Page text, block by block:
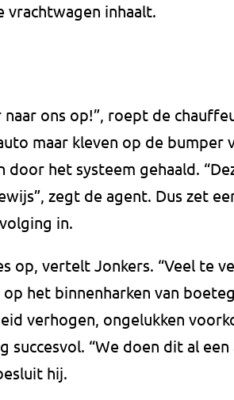
vrachtwagen inhaalt.
ons op!”, roept de
maar kleven op de bumper
het systeem gehaald.
zegt de agent. Dus zet
in.
op, vertelt Jonkers. “Veel te
het binnenharken van
verhogen, ongelukken
“We doen dit al een
hij.